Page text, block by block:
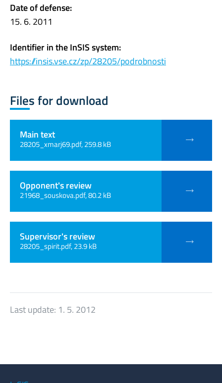
Date of defense:
15. 6. 2011
Identifier in the InSIS system:
https://insis.vse.cz/zp/28205/podrobnosti
Files for download
Main text
28205_xmarj69.pdf, 259.8 kB
Opponent's review
21968_souskova.pdf, 80.2 kB
Supervisor's review
28205_spirit.pdf, 23.9 kB
Last update: 1. 5. 2012